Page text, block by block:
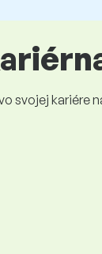
svojej kariére